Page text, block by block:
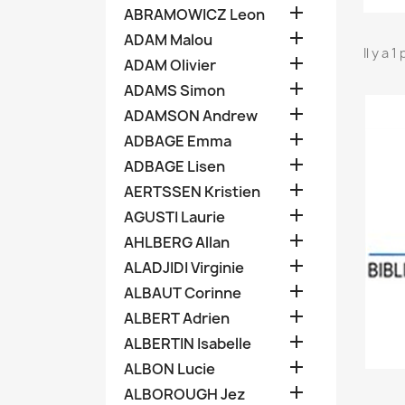
ABRAMOWICZ Leon 
ADAM Malou 
ADAM Olivier 
ADAMS Simon 
ADAMSON Andrew 
ADBAGE Emma 
ADBAGE Lisen 
AERTSSEN Kristien 
AGUSTI Laurie 
AHLBERG Allan 
ALADJIDI Virginie 
ALBAUT Corinne 
ALBERT Adrien 
ALBERTIN Isabelle 
ALBON Lucie 
ALBOROUGH Jez 
Il y a